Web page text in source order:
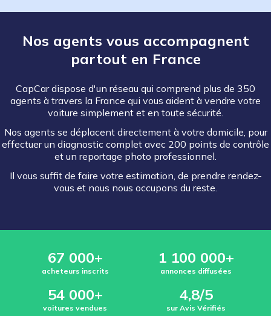
Nos agents vous accompagnent
partout en France
CapCar dispose d'un réseau qui comprend plus de 350
agents à travers la France qui vous aident à vendre votre
voiture simplement et en toute sécurité.
Nos agents se déplacent directement à votre domicile, pour
effectuer un diagnostic complet avec 200 points de contrôle
et un reportage photo professionnel.
Il vous suffit de faire votre estimation, de prendre rendez-
vous et nous nous occupons du reste.
67 000+
acheteurs inscrits
1 100 000+
annonces diffusées
54 000+
voitures vendues
4,8/5
sur Avis Vérifiés